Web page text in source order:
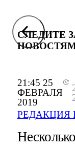
21:45 25
ФЕВРАЛЯ
2019
РЕДАКЦИЯ
СЛЕДИТЕ